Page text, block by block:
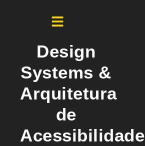
Design
Systems &
Arquitetura
de
Acessibilidade